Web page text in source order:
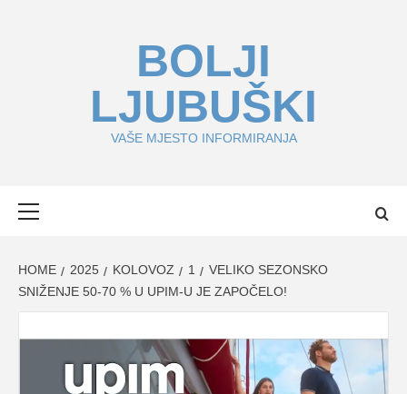
BOLJI
LJUBUŠKI
VAŠE MJESTO INFORMIRANJA
HOME 2025 KOLOVOZ 1
VELIKO SEZONSKO
SNIŽENJE 50-70 % U UPIM-U JE ZAPOČELO!